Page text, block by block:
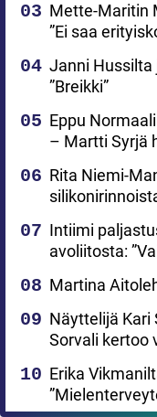
Mette-Maritin
”Ei saa
Janni Hussilta
”Breikki”
Eppu
– Martti Syrjä
Rita Niemi-
Intiimi
avoliitosta:
Martina
Näyttelijä Kari
Sorvali kertoo
Erika